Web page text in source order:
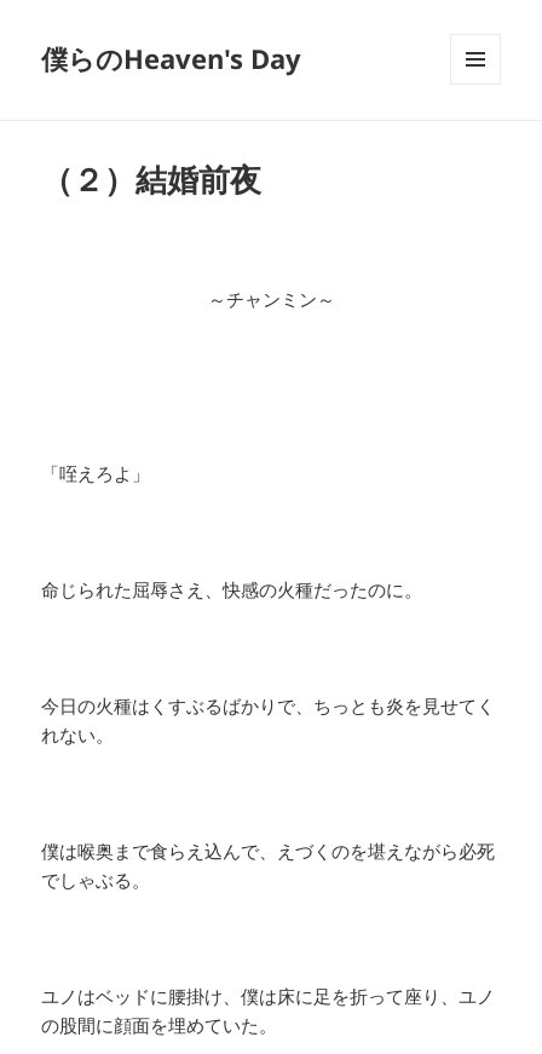
僕らのHeaven's Day
（２）結婚前夜
～チャンミン～
「咥えろよ」
命じられた屈辱さえ、快感の火種だったのに。
今日の火種はくすぶるばかりで、ちっとも炎を見せてく
れない。
僕は喉奥まで食らえ込んで、えづくのを堪えながら必死
でしゃぶる。
ユノはベッドに腰掛け、僕は床に足を折って座り、ユノ
の股間に顔面を埋めていた。